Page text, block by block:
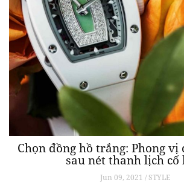
Chọn đồng hồ trắng: Phong
sau nét thanh lịch cố
Jun 09, 2021 / STYLE